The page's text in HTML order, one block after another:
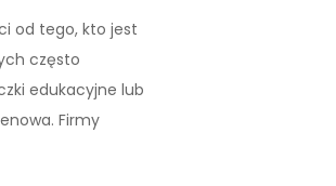
od tego, kto jest
często
edukacyjne lub
Firmy